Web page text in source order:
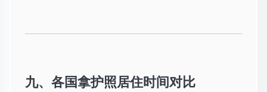
九、各国拿护照居住时间对比